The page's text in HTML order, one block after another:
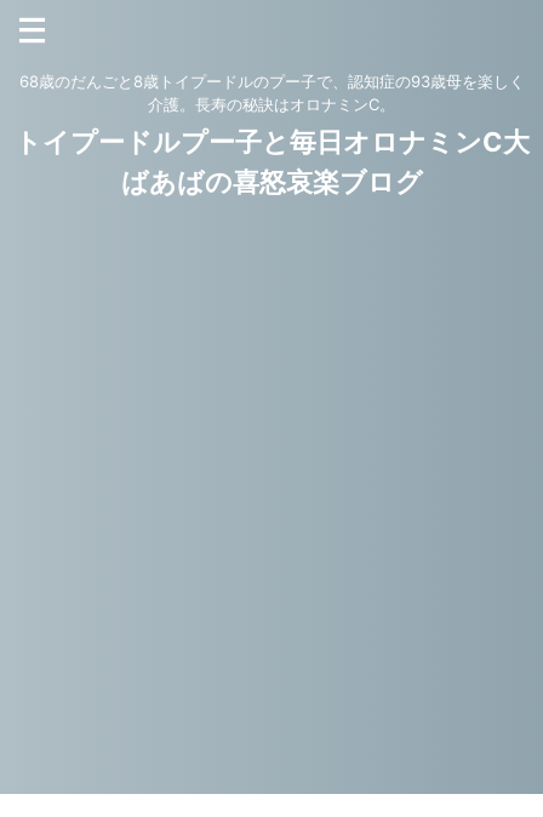
68歳のだんごと8歳トイプードルのプー子で、認知症の93歳母を楽しく
介護。長寿の秘訣はオロナミンC。
トイプードルプー子と毎日オロナミンC大
ばあばの喜怒哀楽ブログ